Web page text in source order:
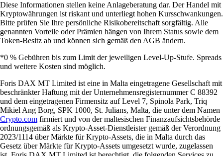
Diese Informationen stellen keine Anlageberatung dar. Der Handel mit
Kryptowährungen ist riskant und unterliegt hohen Kursschwankungen.
Bitte prüfen Sie Ihre persönliche Risikobereitschaft sorgfältig. Alle
genannten Vorteile oder Prämien hängen von Ihrem Status sowie dem
Token-Besitz ab und können sich gemäß den AGB ändern.
*0 % Gebühren bis zum Limit der jeweiligen Level-Up-Stufe. Spreads
und weitere Kosten sind möglich.
Foris DAX MT Limited ist eine in Malta eingetragene Gesellschaft mit
beschränkter Haftung mit der Unternehmensregisternummer C 88392
und dem eingetragenen Firmensitz auf Level 7, Spinola Park, Triq
Mikiel Ang Borg, SPK 1000, St. Julians, Malta, die unter dem Namen
Crypto.com firmiert und von der maltesischen Finanzaufsichtsbehörde
ordnungsgemäß als Krypto-Asset-Dienstleister gemäß der Verordnung
2023/1114 über Märkte für Krypto-Assets, die in Malta durch das
Gesetz über Märkte für Krypto-Assets umgesetzt wurde, zugelassen